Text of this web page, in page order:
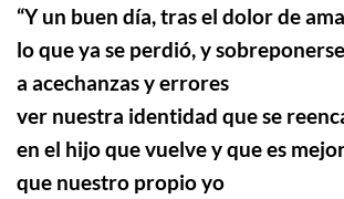
“Y un buen día, tras el dolor de
lo que ya se perdió, y sobreponerse
a acechanzas y errores
ver nuestra identidad que se
en el hijo que vuelve y que es
que nuestro propio yo